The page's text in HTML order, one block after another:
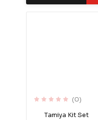
(0)
Tamiya Kit Set